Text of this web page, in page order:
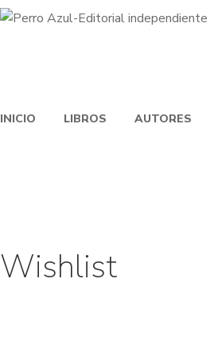
INICIO LIBROS AUTORES
Wishlist